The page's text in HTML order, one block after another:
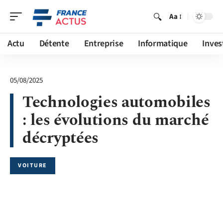
Aa
Actu Détente Entreprise Informatique
05/08/2025
Technologies automobiles
: les évolutions du marché
décryptées
VOITURE